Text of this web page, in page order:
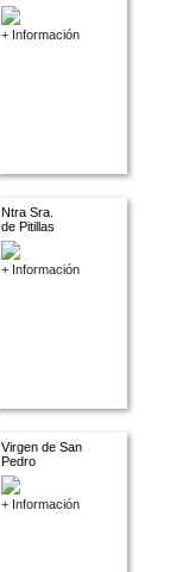
+ Información
Ntra Sra.
de Pitillas
+ Información
Virgen de San
Pedro
+ Información